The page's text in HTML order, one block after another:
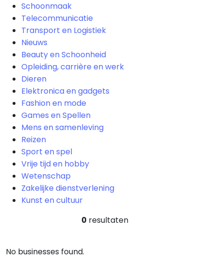
Schoonmaak
Telecommunicatie
Transport en Logistiek
Nieuws
Beauty en Schoonheid
Opleiding, carrière en werk
Dieren
Elektronica en gadgets
Fashion en mode
Games en Spellen
Mens en samenleving
Reizen
Sport en spel
Vrije tijd en hobby
Wetenschap
Zakelijke dienstverlening
Kunst en cultuur
0 resultaten
No businesses found.